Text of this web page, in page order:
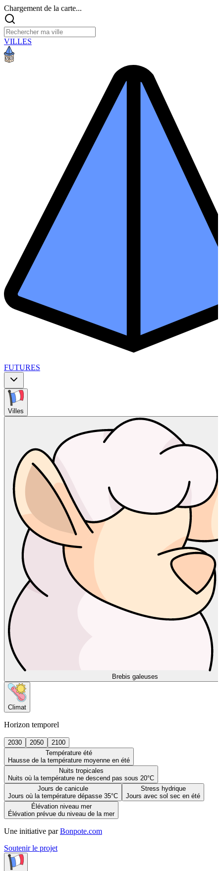
Chargement de la carte...
VILLES
FUTURES
Villes
Brebis galeuses
Climat
Horizon temporel
2030 2050
2100
Température été
Hausse de la température moyenne en été
Nuits tropicales
Nuits où la température ne descend pas sous 20°C
Jours de canicule
Jours où la température dépasse 35°C
Stress hydrique
Jours avec sol sec en été
Élévation niveau mer
Élévation prévue du niveau de la mer
Une initiative par Bonpote.com
Soutenir le projet